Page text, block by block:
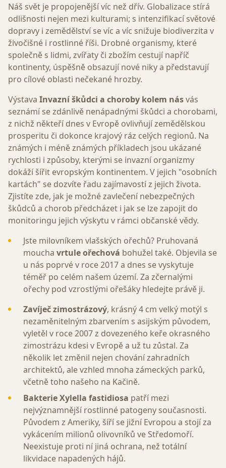
Náš svět je propojenější víc než dřív. Globalizace stírá
odlišnosti nejen mezi kulturami; s intenzifikací světové
dopravy i zemědělství se víc a víc snižuje biodiverzita v
živočišné i rostlinné říši. Drobné organismy, které
společně s lidmi, zvířaty či zbožím cestují napříč
kontinenty, úspěšně obsazují nové niky a představují
pro cílové oblasti nečekané hrozby.
Výstava Invazní škůdci a choroby kolem násvás
seznámí se zdánlivě nenápadnými škůdci a chorobami,
z nichž někteří dnes v Evropě ovlivňují zemědělskou
prosperitu či dokonce krajový ráz celých regionů. Na
známých i méně známých příkladech jsou ukázané
rychlosti i způsoby, kterými se invazní organizmy
dokáží šířit evropským kontinentem. V jejich "osobních
kartách" se dozvíte řadu zajímavostí z jejich života.
Zjistíte zde, jak je možné zavlečení nebezpečných
škůdců a chorob předcházet i jak se lze zapojit do
monitoringu jejich výskytu v rámci občanské vědy.
Jste milovníkem vlašských ořechů? Pruhovaná
moucha vrtule ořechová bohužel také. Objevila se
u nás poprvé v roce 2017 a dnes se vyskytuje
téměř po celém našem území. Za zčernalými
ořechy pod vzrostlými ořešáky hledejte právě ji.
Zavíječ zimostrázový, krásný 4 cm velký motýl s
nezaměnitelným zbarvením s asijským původem,
vyletěl v roce 2007 z dovezeného keře okrasného
zimostrázu kdesi v Evropě a už tu zůstal. Za
několik let změnil nejen chování zahradních
architektů, ale vzhled mnoha zámeckých parků,
včetně toho našeho na Kačině.
Bakterie Xylella fastidiosa patří mezi
nejvýznamnější rostlinné patogeny současnosti.
Původem z Ameriky, šíří se jižní Evropou a stojí za
vykácením milionů olivovníků ve Středomoří.
Neexistuje proti ní jiná ochrana, než totální
likvidace napadených hájů.